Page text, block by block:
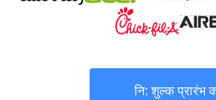
नि: शुल्क प्रारंभ